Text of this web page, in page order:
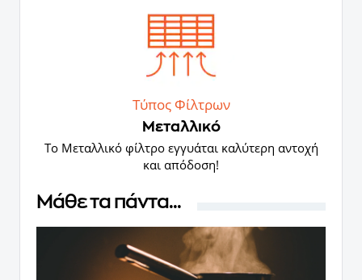
Τύπος Φίλτρων
Μεταλλικό
Το Μεταλλικό φίλτρο εγγυάται καλύτερη αντοχή
και απόδοση!
Μάθε τα πάντα...